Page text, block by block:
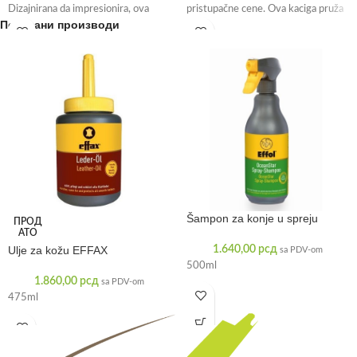
Dizajnirana da impresionira, ova
kaciga
pristupačne cene. Ova kaciga pruža
Повезани производи
ПРОД
АТО
Ulje za kožu EFFAX
1.860,00 рсд sa PDV-om
475ml
Šampon za konje u spreju
1.640,00 рсд sa PDV-om
500ml